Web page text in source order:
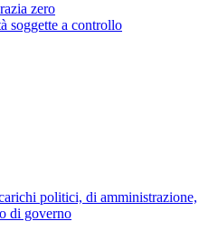
zero
soggette a controllo
politici, di amministrazione,
di governo